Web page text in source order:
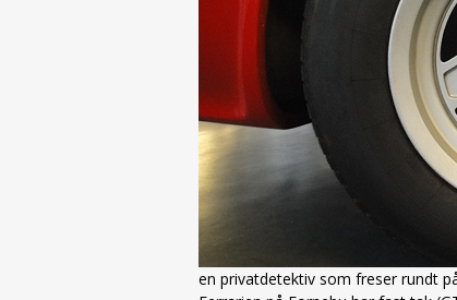
en privatdetektiv som freser rundt